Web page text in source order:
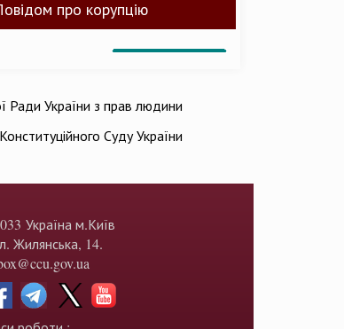
про корупцію
Ради України з прав людини
Суду України
Україна м.Київ
Жилянська, 14.